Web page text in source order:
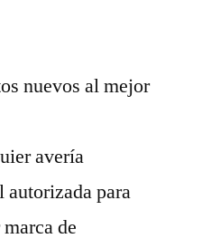
nuevos al mejor
avería
para
de